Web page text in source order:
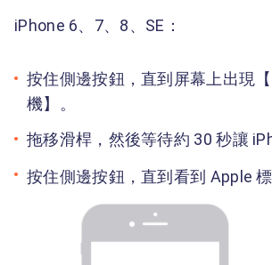
iPhone 6、7、8、SE：
按住側邊按鈕，直到屏幕上出現
機】。
拖移滑桿，然後等待約 30 秒讓
按住側邊按鈕，直到看到 Apple 標